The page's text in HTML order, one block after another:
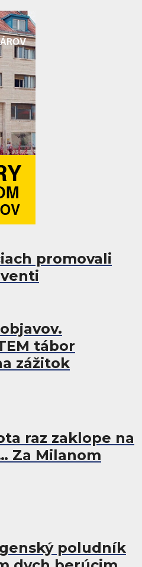
promovali
tábor
zážitok
raz zaklope na
Za Milanom
poludník